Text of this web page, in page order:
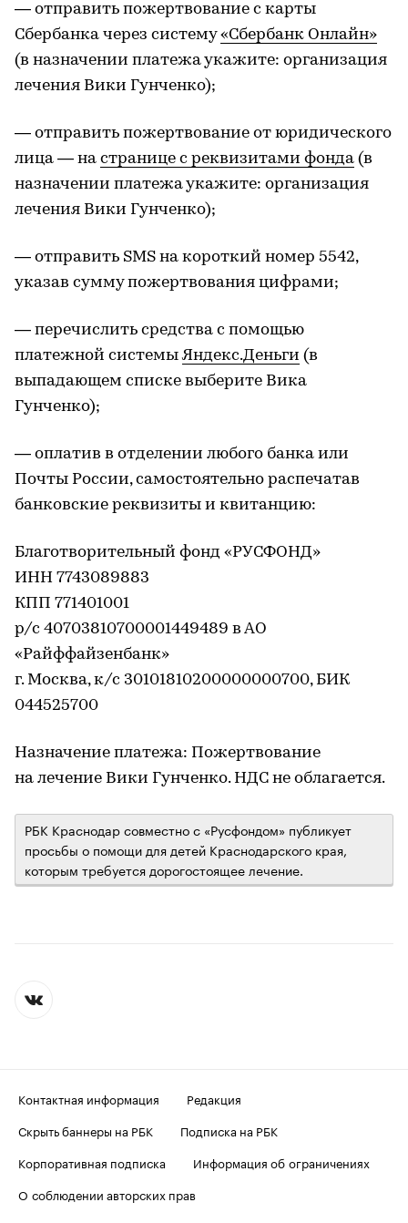
— отправить пожертвование с карты
Сбербанка через систему«Сбербанк Онлайн»
(в назначении платежа укажите: организация
лечения Вики Гунченко);
— отправить пожертвование от юридического
лица — на странице с реквизитами фонда (в
назначении платежа укажите: организация
лечения Вики Гунченко);
— отправить SMS на короткий номер 5542,
указав сумму пожертвования цифрами;
— перечислить средства с помощью
платежной системыЯндекс.Деньги (в
выпадающем списке выберите Вика
Гунченко);
— оплатив в отделении любого банка или
Почты России, самостоятельно распечатав
банковские реквизиты и квитанцию:
Благотворительный фонд «РУСФОНД»
ИНН 7743089883
КПП 771401001
р/с 40703810700001449489 в АО
«Райффайзенбанк»
г. Москва, к/с 30101810200000000700, БИК
044525700
Назначение платежа: Пожертвование
на лечение Вики Гунченко. НДС не облагается.
РБК Краснодар совместно с «Русфондом» публикует
просьбы о помощи для детей Краснодарского края,
которым требуется дорогостоящее лечение.
Контактная информация
Редакция
Скрыть баннеры на РБК
Подписка на РБК
Корпоративная подписка
Информация об ограничениях
О соблюдении авторских прав